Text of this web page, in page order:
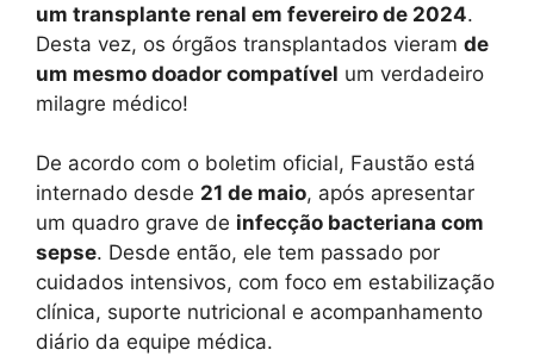
um transplante renal em fevereiro de 2024.
Desta vez, os órgãos transplantados vieram de
um mesmo doador compatível um verdadeiro
milagre médico!
De acordo com o boletim oficial, Faustão está
internado desde 21 de maio, após apresentar
um quadro grave de infecção bacteriana com
sepse. Desde então, ele tem passado por
cuidados intensivos, com foco em estabilização
clínica, suporte nutricional e acompanhamento
diário da equipe médica.